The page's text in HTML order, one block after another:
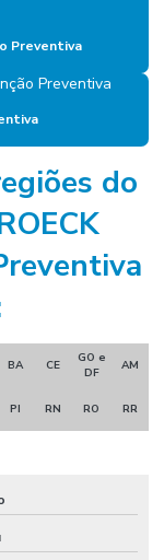
Preventiva
do
BA CE
GO e
DF
AM
PI RN RO RR